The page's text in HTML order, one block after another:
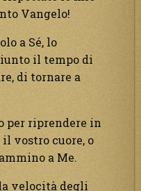
Vangelo!
a Sé, lo
il tempo di
di tornare a
per riprendere in
vostro cuore, o
a Me.
velocità degli